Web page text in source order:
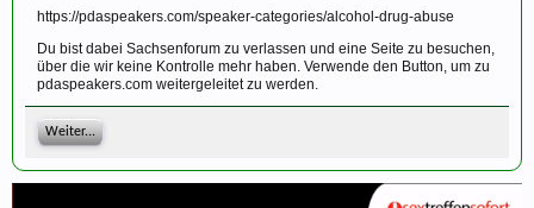
https://pdaspeakers.com/speaker-categories/alcohol-drug-abuse
Du bist dabei Sachsenforum zu verlassen und eine Seite zu besuchen,
über die wir keine Kontrolle mehr haben. Verwende den Button, um zu
pdaspeakers.com weitergeleitet zu werden.
Weiter...